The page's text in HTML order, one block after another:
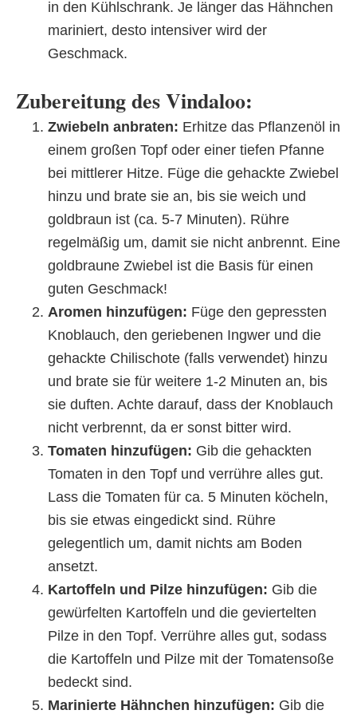
in den Kühlschrank. Je länger das Hähnchen
mariniert, desto intensiver wird der
Geschmack.
Zubereitung des Vindaloo:
Zwiebeln anbraten: Erhitze das Pflanzenöl in
einem großen Topf oder einer tiefen Pfanne
bei mittlerer Hitze. Füge die gehackte Zwiebel
hinzu und brate sie an, bis sie weich und
goldbraun ist (ca. 5-7 Minuten). Rühre
regelmäßig um, damit sie nicht anbrennt. Eine
goldbraune Zwiebel ist die Basis für einen
guten Geschmack!
Aromen hinzufügen: Füge den gepressten
Knoblauch, den geriebenen Ingwer und die
gehackte Chilischote (falls verwendet) hinzu
und brate sie für weitere 1-2 Minuten an, bis
sie duften. Achte darauf, dass der Knoblauch
nicht verbrennt, da er sonst bitter wird.
Tomaten hinzufügen: Gib die gehackten
Tomaten in den Topf und verrühre alles gut.
Lass die Tomaten für ca. 5 Minuten köcheln,
bis sie etwas eingedickt sind. Rühre
gelegentlich um, damit nichts am Boden
ansetzt.
Kartoffeln und Pilze hinzufügen: Gib die
gewürfelten Kartoffeln und die geviertelten
Pilze in den Topf. Verrühre alles gut, sodass
die Kartoffeln und Pilze mit der Tomatensoße
bedeckt sind.
Marinierte Hähnchen hinzufügen: Gib die